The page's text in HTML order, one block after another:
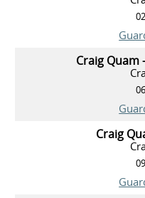
Craig Quam
Craig